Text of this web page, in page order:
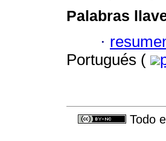
Palabras
·
Portugués (
Todo